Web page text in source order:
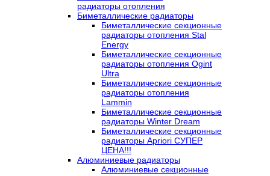
радиаторы отопления
Биметаллические радиаторы
Биметаллические секционные
радиаторы отопления Stal
Energy
Биметаллические секционные
радиаторы отопления Ogint
Ultra
Биметаллические секционные
радиаторы отопления
Lammin
Биметаллические секционные
радиаторы Winter Dream
Биметаллические секционные
радиаторы Apriori СУПЕР
ЦЕНА!!!
Алюминиевые радиаторы
Алюминиевые секционные